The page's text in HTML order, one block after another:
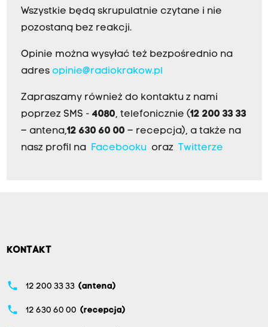
Wszystkie będą skrupulatnie czytane i nie
pozostaną bez reakcji.
Opinie można wysyłać też bezpośrednio na
adres opinie@radiokrakow.pl
Zapraszamy również do kontaktu z nami
poprzez SMS - 4080, telefonicznie (12 200 33 33
– antena,12 630 60 00 – recepcja), a także na
nasz profil na
Facebookuoraz Twitterze
KONTAKT
phone 12 200 33 33 (antena)
phone 12 630 60 00 (recepcja)